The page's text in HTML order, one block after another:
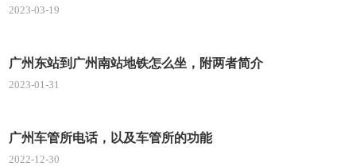
向,靠左(全路段收费)
特大桥)朝白云机场/S41/G45/G4方向,靠左进入大广高
速公路(全路段收费)
2023-03-19
广州东站到广州南站地铁怎么坐，附两者简介
2023-01-31
广州车管所电话，以及车管所的功能
2022-12-30